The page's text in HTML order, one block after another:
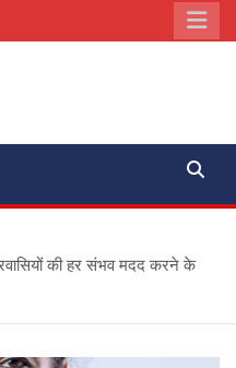
की हर संभव मदद करने के